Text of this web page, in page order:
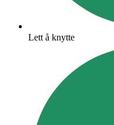
Lett å knytte